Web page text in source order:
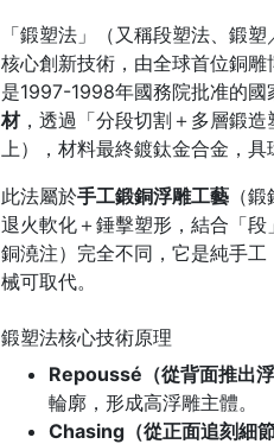
「鍛塑法」（又稱段塑法、鍛
核心創新技術，由全球首位銅雕
是1997-1998年國務院批准的
材，透過「分段切割＋多層鍛
上），材料最終鍍鈦金合金，具
此法屬於手工鍛銅浮雕工藝 （
退火軟化＋錘擊塑形，結合「
銅澆注）完全不同，它是純手
械可取代。
鍛塑法核心技術原理
Repoussé（從背面推出浮
輪廓，形成高浮雕主體。
Chasing（從正面追刻細節